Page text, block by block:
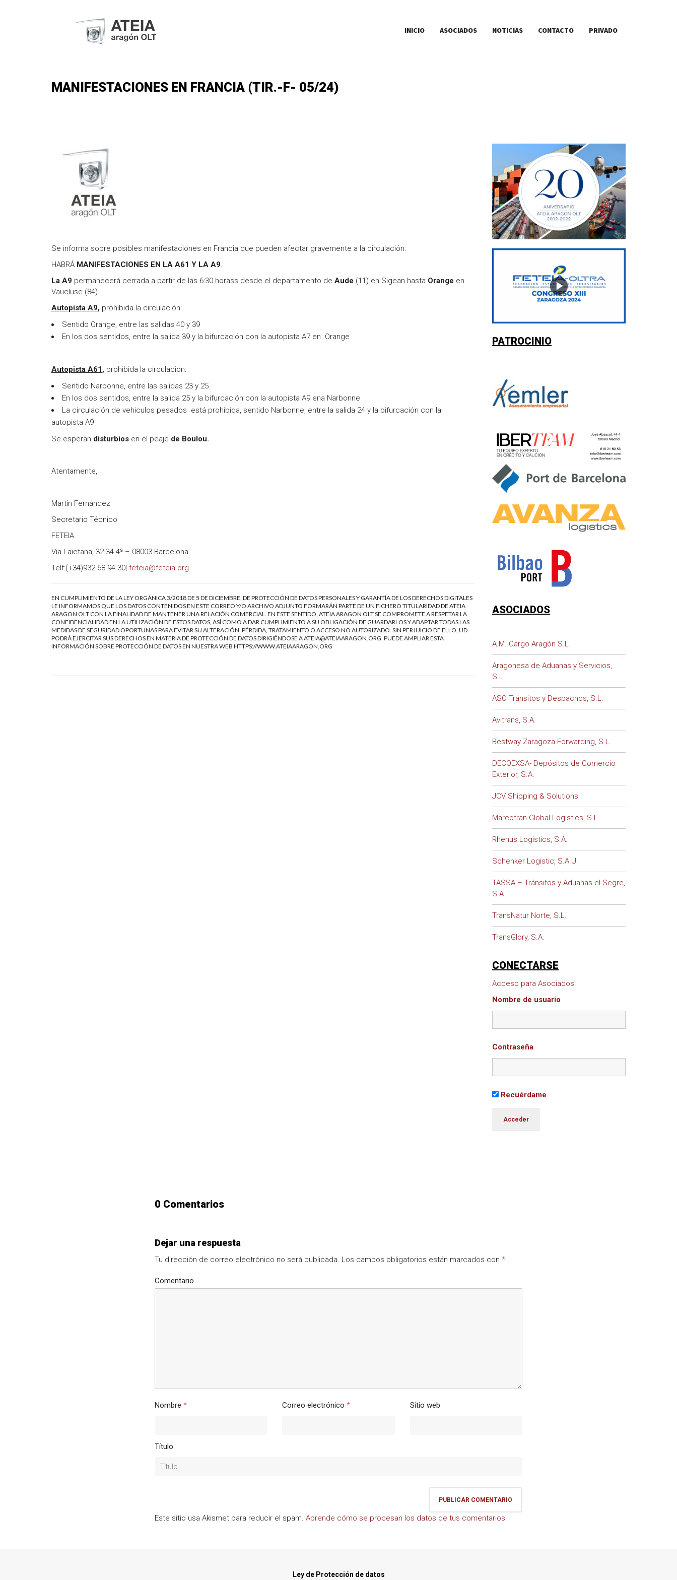
INICIO ASOCIADOS NOTICIAS CONTACTO PRIVADO
MANIFESTACIONES EN FRANCIA (TIR.-F- 05/24)
Se informa sobre posibles manifestaciones en Francia que pueden afectar gravemente a la circulación:
HABRÁ MANIFESTACIONES EN LA A61 Y LA A9.
La A9 permanecerá cerrada a partir de las 6:30 horass desde el departamento de Aude (11) en Sigean hasta Orange en
Vaucluse (84).
Autopista A9, prohibida la circulación:
Sentido Orange, entre las salidas 40 y 39
En los dos sentidos, entre la salida 39 y la bifurcación con la autopista A7 en Orange
Autopista A61, prohibida la circulación:
Sentido Narbonne, entre las salidas 23 y 25.
En los dos sentidos, entre la salida 25 y la bifurcación con la autopista A9 ena Narbonne
La circulación de vehiculos pesados está prohibida, sentido Narbonne, entre la salida 24 y la bifurcación con la
autopista A9
Se esperan disturbios en el peaje de Boulou.
Atentamente,
Martín Fernández
Secretario Técnico
FETEIA
Via Laietana, 32-34 4ª – 08003 Barcelona
Telf:(+34)932 68 94 30| feteia@feteia.org
EN CUMPLIMIENTO DE LA LEY ORGÁNICA 3/2018 DE 5 DE DICIEMBRE, DE PROTECCIÓN DE DATOS PERSONALES Y GARANTÍA DE LOS DERECHOS DIGITALES
LE INFORMAMOS QUE LOS DATOS CONTENIDOS EN ESTE CORREO Y/O ARCHIVO ADJUNTO FORMARÁN PARTE DE UN FICHERO TITULARIDAD DE ATEIA
ARAGON OLT CON LA FINALIDAD DE MANTENER UNA RELACIÓN COMERCIAL. EN ESTE SENTIDO, ATEIA ARAGON OLT SE COMPROMETE A RESPETAR LA
CONFIDENCIALIDAD EN LA UTILIZACIÓN DE ESTOS DATOS, ASÍ COMO A DAR CUMPLIMIENTO A SU OBLIGACIÓN DE GUARDARLOS Y ADAPTAR TODAS LAS
MEDIDAS DE SEGURIDAD OPORTUNAS PARA EVITAR SU ALTERACIÓN, PÉRDIDA, TRATAMIENTO O ACCESO NO AUTORIZADO. SIN PERJUICIO DE ELLO, UD.
PODRÁ EJERCITAR SUS DERECHOS EN MATERIA DE PROTECCIÓN DE DATOS DIRIGIÉNDOSE AATEIA@ATEIAARAGON.ORG. PUEDE AMPLIAR ESTA
INFORMACIÓN SOBRE PROTECCIÓN DE DATOS EN NUESTRA WEB HTTPS://WWW.ATEIAARAGON.ORG
PATROCINIO
ASOCIADOS
A.M. Cargo Aragón S.L.
Aragonesa de Aduanas y Servicios,
S.L.
ASO Tránsitos y Despachos, S.L.
Avitrans, S.A.
Bestway Zaragoza Forwarding, S.L.
DECOEXSA- Depósitos de Comercio
Exterior, S.A.
JCV Shipping & Solutions
Marcotran Global Logistics, S.L.
Rhenus Logistics, S.A.
Schenker Logistic, S.A.U.
TASSA – Tránsitos y Aduanas el Segre,
S.A.
TransNatur Norte, S.L.
TransGlory, S.A.
CONECTARSE
Acceso para Asociados.
Nombre de usuario
Contraseña
Recuérdame
0 Comentarios
Dejar una respuesta
Tu dirección de correo electrónico no será publicada. Los campos obligatorios están marcados con *
Comentario
Nombre * Correo electrónico * Sitio web
Título
Este sitio usa Akismet para reducir el spam. Aprende cómo se procesan los datos de tus comentarios.
Ley de Protección de datos